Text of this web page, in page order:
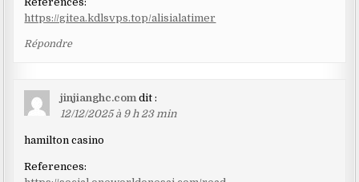
https://gitea.kdlsvps.top/alisialatimer
Répondre
jinjianghc.com dit :
12/12/2025 à 9 h 23 min
hamilton casino
References: